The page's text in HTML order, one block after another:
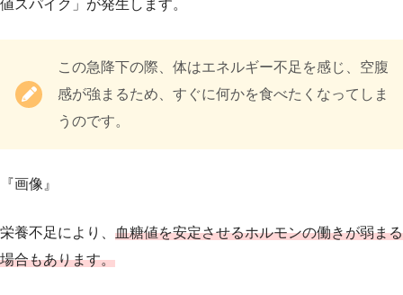
値スパイク」が発生します。
この急降下の際、体はエネルギー不足を感じ、空腹
感が強まるため、すぐに何かを食べたくなってしま
うのです。
『画像』
栄養不足により、 血糖値を安定させるホルモンの働きが弱まる
場合もあります。